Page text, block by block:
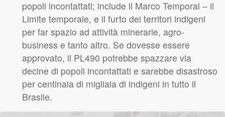
popoli incontattati; include il Marco Temporal – il
Limite temporale, e il furto dei territori indigeni
per far spazio ad attività minerarie, agro-
business e tanto altro. Se dovesse essere
approvato, il PL490 potrebbe spazzare via
decine di popoli incontattati e sarebbe disastroso
per centinaia di migliaia di indigeni in tutto il
Brasile.